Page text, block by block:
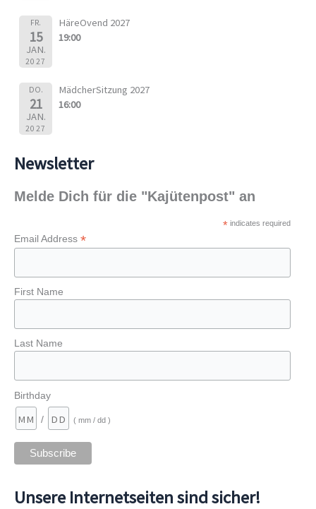
FR.
15
JAN.
2027
HäreOvend 2027
19:00
DO.
21
JAN.
2027
MädcherSitzung 2027
16:00
Newsletter
Melde Dich für die "Kajütenpost" an
*indicates required
Email Address *
First Name
Last Name
Birthday
/ ( mm / dd )
Unsere Internetseiten sind sicher!